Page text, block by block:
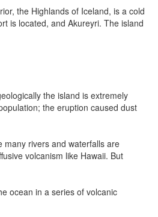
the Highlands of Iceland, is a cold
is located, and Akureyri. The island
the island is extremely
the eruption caused dust
rivers and waterfalls are
volcanism like Hawaii. But
ocean in a series of volcanic